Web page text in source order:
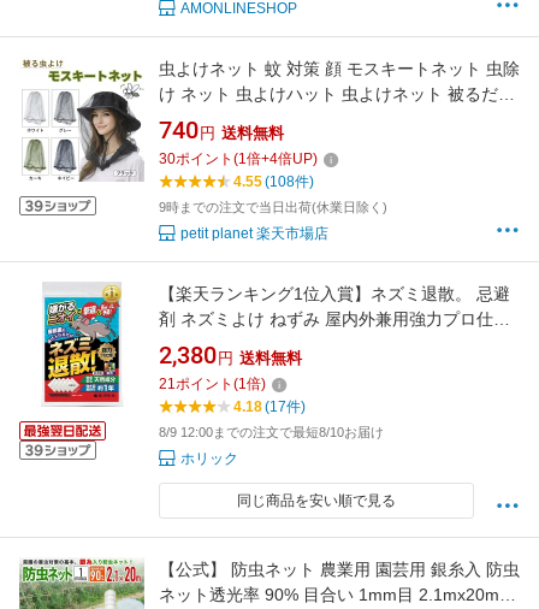
AMONLINESHOP
虫よけネット 蚊 対策 顔 モスキートネット 虫除
け ネット 虫よけハット 虫よけネット 被るだけ
キャンプ用品 紫外線対策 防虫 ガーデニング 園
芸 農作業 釣り 登山 ハイキング トレッキング
メッシュ アウトドア 軽量 コンパクト
740 円 送料無料
30ポイント (1倍+4倍UP)
4.55(108件)
9時までの注文で当日出荷(休業日除く)
petit planet 楽天市場店
【楽天ランキング1位入賞】ネズミ退散。 忌避
剤 ネズミよけ ねずみ 屋内外兼用強力プロ仕
様・天然香料だから安心・効き目長持ち約1年
便利な結束ベルト付 5枚入 2.5～5畳用 (白の不
織布)
2,380 円 送料無料
21ポイント (1倍)
4.18(17件)
8/9 12:00までの注文で最短8/10お届け
ホリック
同じ商品を安い順で見る
【公式】 防虫ネット 農業用 園芸用 銀糸入 防虫
ネット透光率 90% 目合い 1mm目 2.1mx20m